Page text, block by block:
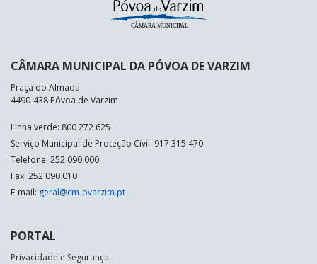
CÂMARA MUNICIPAL DA PÓVOA DE VARZIM
Praça do Almada
4490-438 Póvoa de Varzim
Linha verde: 800 272 625
Serviço Municipal de Proteção Civil: 917 315 470
Telefone: 252 090 000
Fax: 252 090 010
E-mail: geral@cm-pvarzim.pt
PORTAL
Privacidade e Segurança